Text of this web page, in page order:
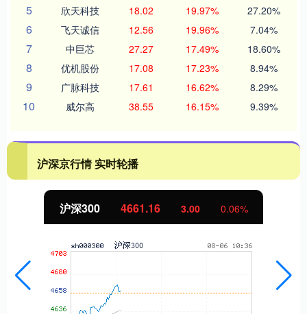
5 欣天科技 18.02 19.97% 27.20%
6 飞天诚信 12.56 19.96% 7.04%
7 中巨芯 27.27 17.49% 18.60%
8 优机股份 17.08 17.23% 8.94%
9 广脉科技 17.61 16.62% 8.29%
10 威尔高 38.55 16.15% 9.39%
沪深京行情 实时轮播
沪深300 4661.16 3.00 0.06%